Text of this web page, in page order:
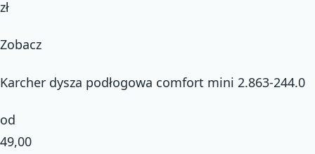
zł
Zobacz
Karcher dysza podłogowa comfort mini 2.863-244.0
od
49,00